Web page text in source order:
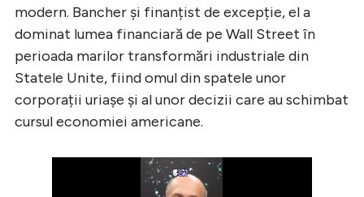
modern. Bancher și finanțist de excepție, el a
dominat lumea financiară de pe Wall Street în
perioada marilor transformări industriale din
Statele Unite, fiind omul din spatele unor
corporații uriașe și al unor decizii care au schimbat
cursul economiei americane.